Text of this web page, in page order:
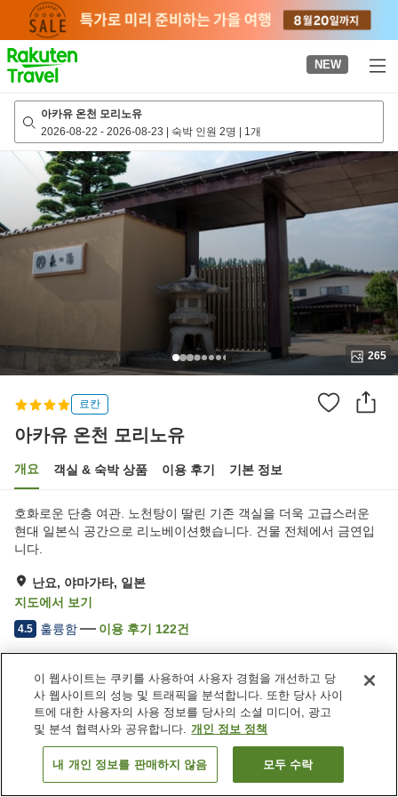
page
NEW
아카유 온천 모리노유
2026-08-22 - 2026-08-23 | 숙박 인원 2명 | 1개
265
료칸
아카유 온천 모리노유
개요 객실 & 숙박 상품 이용 후기 기본 정보
호화로운 단층 여관. 노천탕이 딸린 기존 객실을 더욱 고급스러운
현대 일본식 공간으로 리노베이션했습니다. 건물 전체에서 금연입
니다.
난요, 야마가타, 일본
지도에서 보기
4.5 훌륭함 이용 후기 122건
숙소 편의 시설/서비스
주차장
스파 / 미용실
프라이빗 다이닝
자동판매기
일본 야마가타 난요 아카유 온천 모리노유
객실 보기
이 웹사이트는 쿠키를 사용하여 사용자 경험을 개선하고 당
사 웹사이트의 성능 및 트래픽을 분석합니다. 또한 당사 사이
트에 대한 사용자의 사용 정보를 당사의 소셜 미디어, 광고
및 분석 협력사와 공유합니다. 개인 정보 정책
내 개인 정보를 판매하지 않음 모두 수락